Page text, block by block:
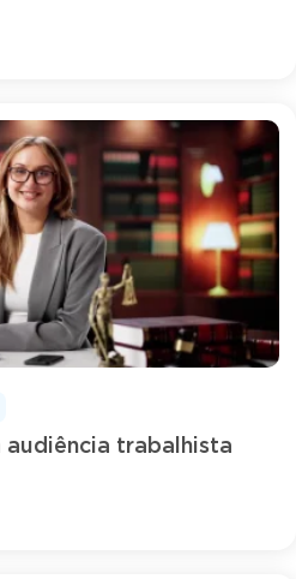
audiência trabalhista